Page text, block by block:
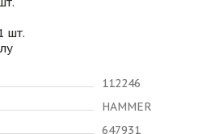
шт.
112246
HAMMER
647931